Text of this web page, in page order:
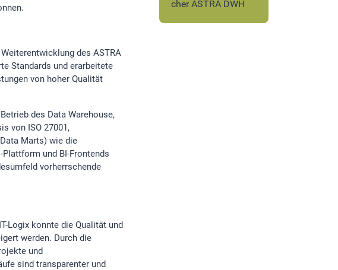
des ASTRA
Standards und erarbeitete
von hoher Qualität
des Data Warehouse,
von ISO 27001,
Marts) wie die
und BI-Frontends
vorherrschende
Logix konnte die Qualität und
werden. Durch die
und
sind transparenter und
cher ASTRA DWH